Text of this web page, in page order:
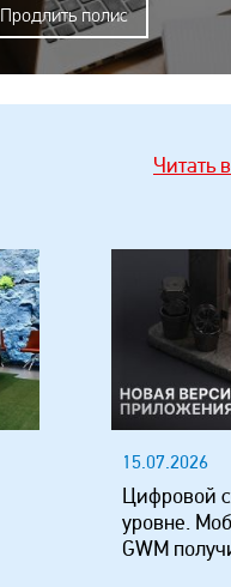
Продлить полис
Читать
15.07.2026
Цифровой
уровне.
GWM